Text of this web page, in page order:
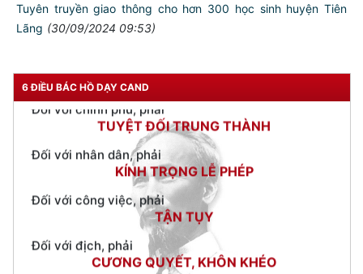
Tuyên truyền giao thông cho hơn 300 học sinh huyện Tiên
Lãng (30/09/2024 09:53)
6 ĐIỀU BÁC HỒ DẠY CAND
Đối với đồng sự, phải
THÂN ÁI GIÚP ĐỠ
TUYỆT ĐỐI TRUNG THÀNH
Đối với nhân dân, phải
KÍNH TRỌNG LỄ PHÉP
Đối với công việc, phải
TẬN TỤY
Đối với địch, phải
CƯƠNG QUYẾT, KHÔN KHÉO
Trích thư Chủ tịch Hồ Chí Minh
gửi Công an Khu XII,
ngày 11 tháng 3 năm 1948.